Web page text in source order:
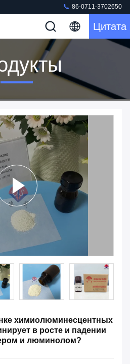
86-0711-3702650
Цитата
химиолюминесцентных
в росте и падении
и люминолом?